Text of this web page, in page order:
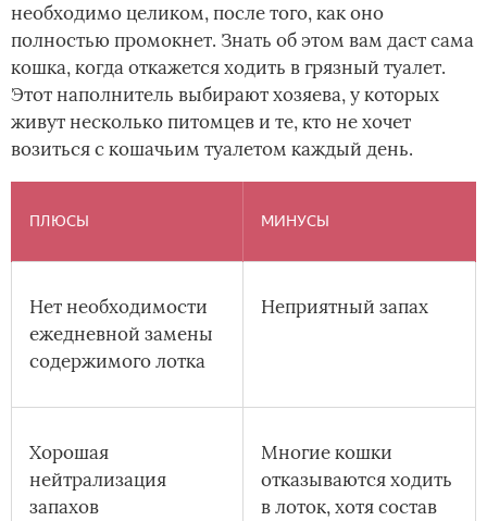
необходимо целиком, после того, как оно
полностью промокнет. Знать об этом вам даст сама
кошка, когда откажется ходить в грязный туалет.
Этот наполнитель выбирают хозяева, у которых
живут несколько питомцев и те, кто не хочет
возиться с кошачьим туалетом каждый день.
ПЛЮСЫ МИНУСЫ
Нет необходимости
ежедневной замены
содержимого лотка
Неприятный запах
Хорошая
нейтрализация
запахов
Многие кошки
отказываются ходить
в лоток, хотя состав